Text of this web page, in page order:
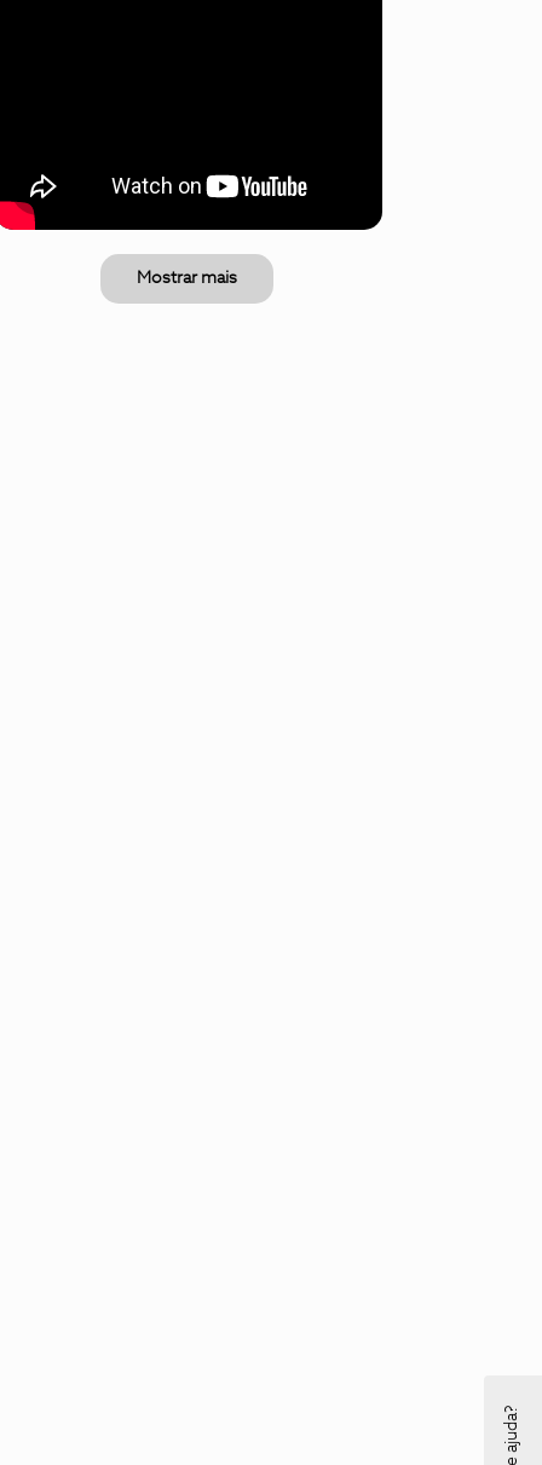
Mostrar mais